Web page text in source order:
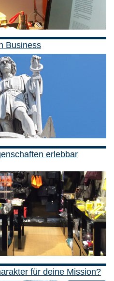
Business
erlebbar
für deine Mission?